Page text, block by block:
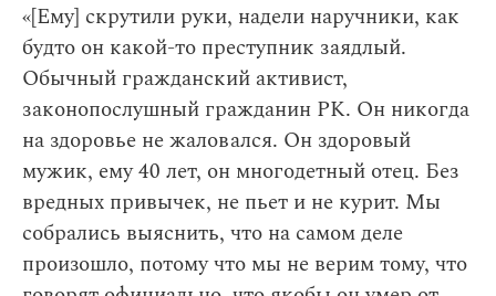
«[Ему] скрутили руки, надели наручники, как
будто он какой-то преступник заядлый.
Обычный гражданский активист,
законопослушный гражданин РК. Он никогда
на здоровье не жаловался. Он здоровый
мужик, ему 40 лет, он многодетный отец. Без
вредных привычек, не пьет и не курит. Мы
собрались выяснить, что на самом деле
произошло, потому что мы не верим тому, что